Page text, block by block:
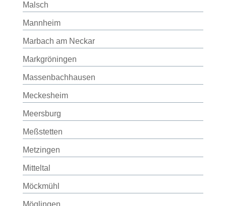
Malsch
Mannheim
Marbach am Neckar
Markgröningen
Massenbachhausen
Meckesheim
Meersburg
Meßstetten
Metzingen
Mitteltal
Möckmühl
Möglingen